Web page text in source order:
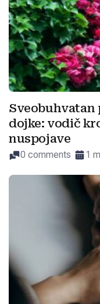
dojke: vodič
nuspojave
0 comments 1